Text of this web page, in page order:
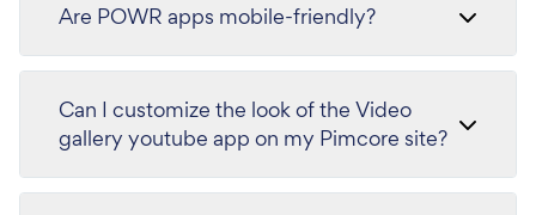
Are POWR apps mobile-friendly?
Can I customize the look of the Video
gallery youtube app on my Pimcore site?